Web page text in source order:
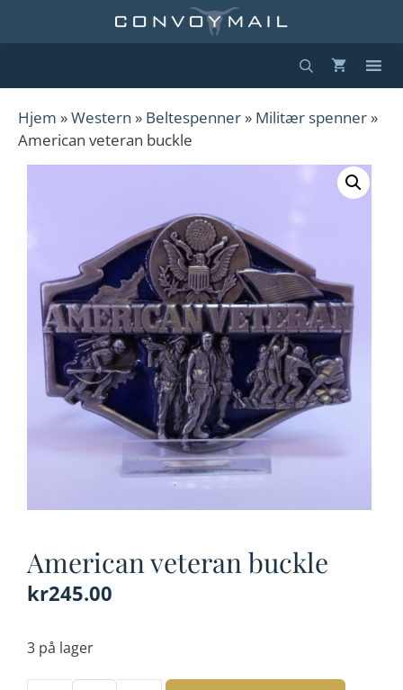
Hjem »Western » Beltespenner » Militær spenner »
American veteran buckle
American veteran buckle
kr245.00
3 på lager